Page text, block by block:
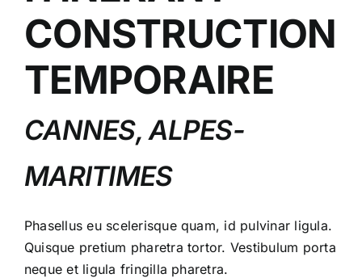
CONSTRUCTION
TEMPORAIRE
CANNES, ALPES-
MARITIMES
Phasellus eu scelerisque quam, id pulvinar ligula.
Quisque pretium pharetra tortor. Vestibulum porta
neque et ligula fringilla pharetra.